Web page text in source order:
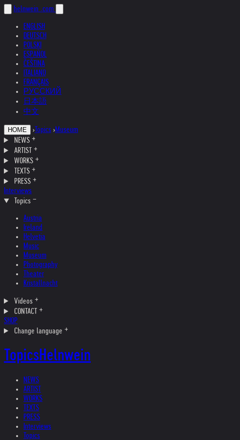
helnwein .com
ENGLISH
DEUTSCH
POLSKI
ESPAÑOL
ČEŠTINA
ITALIANO
FRANÇAIS
РУССКИЙ
日本語
中文
HOME › Topics ›Museum
NEWS
ARTIST
WORKS
TEXTS
PRESS
Interviews
Topics
Austria
Ireland
Helvetia
Music
Museum
Photography
Theater
Kristallnacht
Videos
CONTACT
SHOP
Change language
TopicsHelnwein
NEWS
ARTIST
WORKS
TEXTS
PRESS
Interviews
Topics